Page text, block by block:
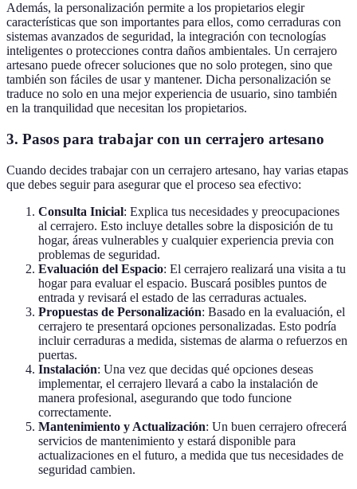
Además, la personalización permite a los propietarios elegir
características que son importantes para ellos, como cerraduras con
sistemas avanzados de seguridad, la integración con tecnologías
inteligentes o protecciones contra daños ambientales. Un cerrajero
artesano puede ofrecer soluciones que no solo protegen, sino que
también son fáciles de usar y mantener. Dicha personalización se
traduce no solo en una mejor experiencia de usuario, sino también
en la tranquilidad que necesitan los propietarios.
3. Pasos para trabajar con un cerrajero artesano
Cuando decides trabajar con un cerrajero artesano, hay varias etapas
que debes seguir para asegurar que el proceso sea efectivo:
Consulta Inicial: Explica tus necesidades y preocupaciones
al cerrajero. Esto incluye detalles sobre la disposición de tu
hogar, áreas vulnerables y cualquier experiencia previa con
problemas de seguridad.
Evaluación del Espacio: El cerrajero realizará una visita a tu
hogar para evaluar el espacio. Buscará posibles puntos de
entrada y revisará el estado de las cerraduras actuales.
Propuestas de Personalización: Basado en la evaluación, el
cerrajero te presentará opciones personalizadas. Esto podría
incluir cerraduras a medida, sistemas de alarma o refuerzos en
puertas.
Instalación: Una vez que decidas qué opciones deseas
implementar, el cerrajero llevará a cabo la instalación de
manera profesional, asegurando que todo funcione
correctamente.
Mantenimiento y Actualización: Un buen cerrajero ofrecerá
servicios de mantenimiento y estará disponible para
actualizaciones en el futuro, a medida que tus necesidades de
seguridad cambien.